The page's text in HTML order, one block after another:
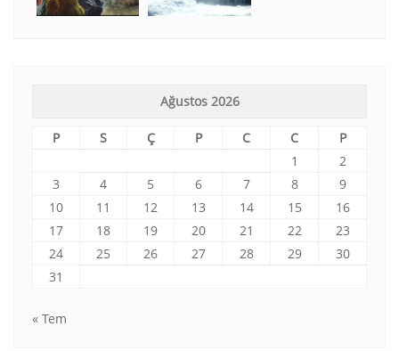
Ağustos 2026
P S Ç P C C
P
1
2
3
4 5 6 7 8
9
10
11 12 13 14 15
16
17
18 19 20 21 22
23
24
25 26 27 28 29
30
31
« Tem